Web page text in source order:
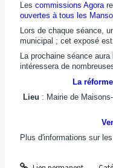
Les commissions Agora
ouvertes à tous les
Lors de chaque séance,
municipal ; cet exposé
La prochaine séance aura
intéressera de
La
Lieu : Mairie de
Plus d'informations sur